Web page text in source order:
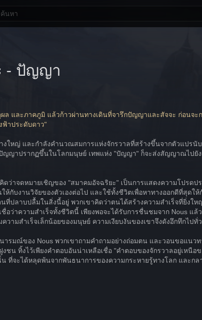
- ปัญญา
ล และภาคภูมิ แล้วก้าวผ่านทางเดินที่จารึกปัญญาและสัจจะ ก่อนจะ
ฟ้าประดับดาว"
งใหญ่ และกำลังคำนวณสมการแห่งจักรวาลที่สร้างขึ้นจากตัวแปรนั
ญญาปรากฏขึ้นในโลกมนุษย์ เทพแห่ง "ปัญญา" ก็จะส่งสัญญาณไปยัง
ดว่าจดหมายเชิญของ "สมาคมอัจฉริยะ" เป็นการแสดงความโปรด
ห้กับงานวิจัยของตัวเองต่อไป และใช้ทั้งชีวิตเพื่อหาทางออกดีที่สุดใ
ที่ปลาบปลื้มในสิ่งนี้อยู่ พวกเขาคิดว่าตนได้สร้างความสำเร็จที่ยิ่งใ
อว่าความสำเร็จทั้งชีวิตนี้ เพียงพอจะได้รับการชื่นชมจาก Nous แล้
วามสำเร็จเล็กน้อยของมนุษย์ ความเงียบงันของเขาจึงดังอึกทึกไปทั่ว
นารมณ์ของ Nous พวกเขาถามคำถามอย่างถ่อมตน และวอนขอแน
ชน ทิ้งไว้เพียงคำตอบอันน่าเหลือเชื่อ "คำตอบของจักรวาลอยู่เหนื
น ที่จะได้หลุดพ้นจากพันธนาการของความกระหายรู้ทางโลก และก